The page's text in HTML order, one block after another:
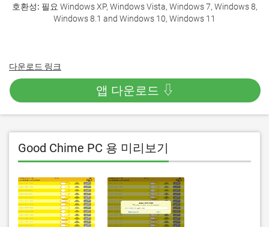
호환성: 필요 Windows XP, Windows Vista, Windows 7, Windows 8,
Windows 8.1 and Windows 10, Windows 11
다운로드 링크
앱 다운로드 ⇩
Good Chime PC 용 미리보기